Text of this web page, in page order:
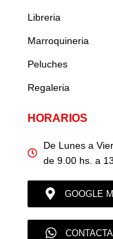
Libreria
Marroquineria
Peluches
Regaleria
HORARIOS
De Lunes a
de 9.00 hs. a
GOOGLE